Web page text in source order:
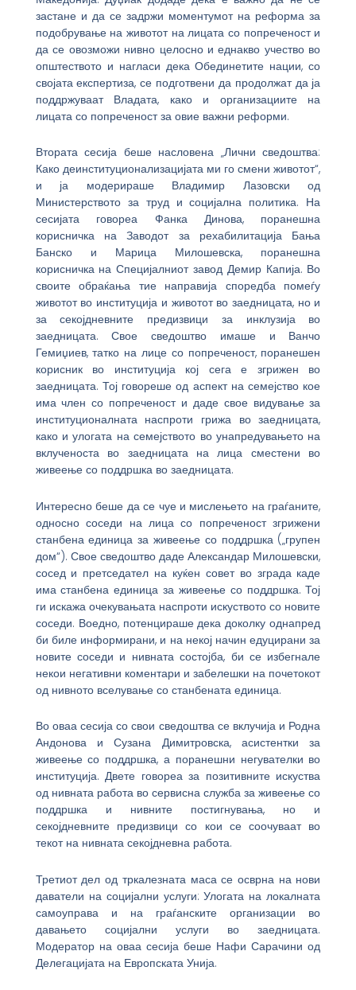
застане и да се задржи моментумот на реформа за
подобрување на животот на лицата со попреченост и
да се овозможи нивно целосно и еднакво учество во
општеството и нагласи дека Обединетите нации, со
својата експертиза, се подготвени да продолжат да ја
поддржуваат Владата, како и организациите на
лицата со попреченост за овие важни реформи.
Втората сесија беше насловена „Лични сведоштва:
Како деинституционализацијата ми го смени животот“,
и ја модерираше Владимир Лазовски од
Министерството за труд и социјална политика. На
сесијата говореа Фанка Динова, поранешна
корисничка на Заводот за рехабилитација Бања
Банско и Марица Милошевска, поранешна
корисничка на Специјалниот завод Демир Капија. Во
своите обраќања тие направија споредба помеѓу
животот во институција и животот во заедницата, но и
за секојдневните предизвици за инклузија во
заедницата. Свое сведоштво имаше и Ванчо
Гемиџиев, татко на лице со попреченост, поранешен
корисник во институција кој сега е згрижен во
заедницата. Тој говореше од аспект на семејство кое
има член со попреченост и даде свое видување за
институционалната наспроти грижа во заедницата,
како и улогата на семејството во унапредувањето на
вклученоста во заедницата на лица сместени во
живеење со поддршка во заедницата.
Интересно беше да се чуе и мислењето на граѓаните,
односно соседи на лица со попреченост згрижени
станбена единица за живеење со поддршка („групен
дом“). Свое сведоштво даде Александар Милошевски,
сосед и претседател на куќен совет во зграда каде
има станбена единица за живеење со поддршка. Тој
ги искажа очекувањата наспроти искуството со новите
соседи. Воедно, потенцираше дека доколку однапред
би биле информирани, и на некој начин едуцирани за
новите соседи и нивната состојба, би се избегнале
некои негативни коментари и забелешки на почетокот
од нивното вселување со станбената единица.
Во оваа сесија со свои сведоштва се вклучија и Родна
Андонова и Сузана Димитровска, асистентки за
живеење со поддршка, а поранешни негувателки во
институција. Двете говореа за позитивните искуства
од нивната работа во сервисна служба за живеење со
поддршка и нивните постигнувања, но и
секојдневните предизвици со кои се соочуваат во
текот на нивната секојдневна работа.
Третиот дел од тркалезната маса се осврна на нови
даватели на социјални услуги: Улогата на локалната
самоуправа и на граѓанските организации во
давањето социјални услуги во заедницата.
Модератор на оваа сесија беше Нафи Сарачини од
Делегацијата на Европската Унија.